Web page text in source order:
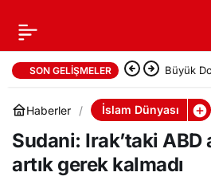
SON GELIŞMELER Büyük
Sohbeti
Haberler İslam Dünyası
Sudani: Irak’taki
artık gerek kalmadı